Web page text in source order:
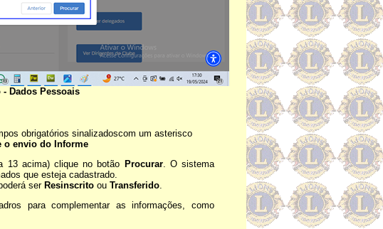
Dados Pessoais
obrigatórios sinalizadoscom um asterisco
o envio do Informe
13 acima) clique no botão Procurar. O sistema
que esteja cadastrado.
serResinscrito ou Transferido.
para complementar as informações, como